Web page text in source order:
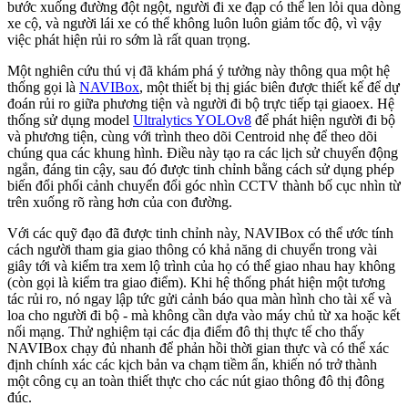
bước xuống đường đột ngột, người đi xe đạp có thể len lỏi qua dòng
xe cộ, và người lái xe có thể không luôn luôn giảm tốc độ, vì vậy
việc phát hiện rủi ro sớm là rất quan trọng.
Một nghiên cứu thú vị đã khám phá ý tưởng này thông qua một hệ
thống gọi là NAVIBox, một thiết bị thị giác biên được thiết kế để dự
đoán rủi ro giữa phương tiện và người đi bộ trực tiếp tại giaoex. Hệ
thống sử dụng model Ultralytics YOLOv8 để phát hiện người đi bộ
và phương tiện, cùng với trình theo dõi Centroid nhẹ để theo dõi
chúng qua các khung hình. Điều này tạo ra các lịch sử chuyển động
ngắn, đáng tin cậy, sau đó được tinh chỉnh bằng cách sử dụng phép
biến đổi phối cảnh chuyển đổi góc nhìn CCTV thành bố cục nhìn từ
trên xuống rõ ràng hơn của con đường.
Với các quỹ đạo đã được tinh chỉnh này, NAVIBox có thể ước tính
cách người tham gia giao thông có khả năng di chuyển trong vài
giây tới và kiểm tra xem lộ trình của họ có thể giao nhau hay không
(còn gọi là kiểm tra giao điểm). Khi hệ thống phát hiện một tương
tác rủi ro, nó ngay lập tức gửi cảnh báo qua màn hình cho tài xế và
loa cho người đi bộ - mà không cần dựa vào máy chủ từ xa hoặc kết
nối mạng. Thử nghiệm tại các địa điểm đô thị thực tế cho thấy
NAVIBox chạy đủ nhanh để phản hồi thời gian thực và có thể xác
định chính xác các kịch bản va chạm tiềm ẩn, khiến nó trở thành
một công cụ an toàn thiết thực cho các nút giao thông đô thị đông
đúc.